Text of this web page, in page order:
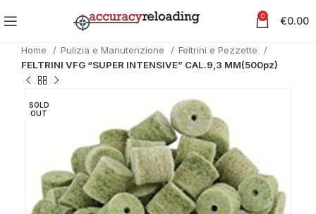
0 €0.00
Home Pulizia e Manutenzione
Feltrini e Pezzette
FELTRINI VFG “SUPER INTENSIVE” CAL.9,3 MM(500pz)
SOLD
OUT